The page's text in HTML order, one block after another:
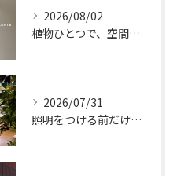
2026/08/02
植物ひとつで、空間はもっと完成する。
2026/07/31
照明をつける前だけの、特別な時間。